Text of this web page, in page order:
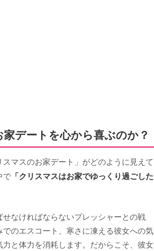
デートを心から喜ぶのか？
マスのお家デート」がどのように見えて
で 「クリスマスはお家でゆっくり過ごした
なければならないプレッシャーとの戦
のエスコート、寒さに凍える彼女への気
と体力を消耗します。だからこそ、彼女